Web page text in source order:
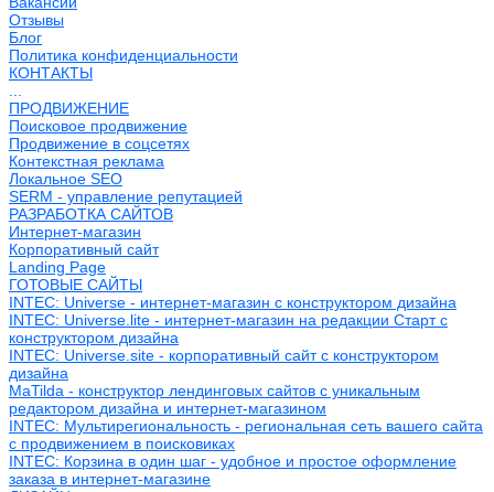
Отзывы
Блог
Политика конфиденциальности
КОНТАКТЫ
ПРОДВИЖЕНИЕ
Поисковое продвижение
Продвижение в соцсетях
Контекстная реклама
Локальное SEO
SERM - управление репутацией
РАЗРАБОТКА САЙТОВ
Интернет-магазин
Корпоративный сайт
Landing Page
ГОТОВЫЕ САЙТЫ
INTEC: Universe - интернет-магазин с конструктором дизайна
INTEC: Universe.lite - интернет-магазин на редакции Старт с
конструктором дизайна
INTEC: Universe.site - корпоративный сайт с конструктором
дизайна
MaTilda - конструктор лендинговых сайтов с уникальным
редактором дизайна и интернет-магазином
INTEC: Мультирегиональность - региональная сеть вашего сайта
с продвижением в поисковиках
INTEC: Корзина в один шаг - удобное и простое оформление
заказа в интернет-магазине